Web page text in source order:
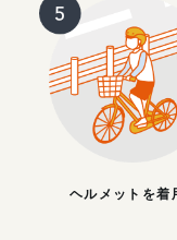
ヘルメットを着